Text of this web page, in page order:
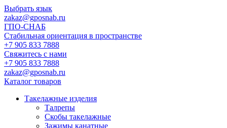
Выбрать язык
zakaz@gposnab.ru
ГПО-СНАБ
Стабильная ориентация в пространстве
+7 905 833 7888
Свяжитесь с нами
+7 905 833 7888
zakaz@gposnab.ru
Каталог товаров
Такелажные изделия
Талрепы
Скобы такелажные
Зажимы канатные